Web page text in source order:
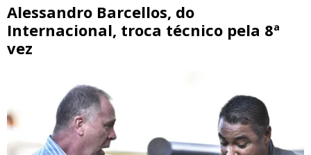
Alessandro Barcellos, do
Internacional, troca técnico pela 8ª
vez